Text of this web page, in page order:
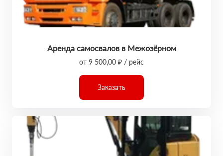
Аренда самосвалов в Межозёрном
от 9 500,00 ₽ / рейс
Заказать